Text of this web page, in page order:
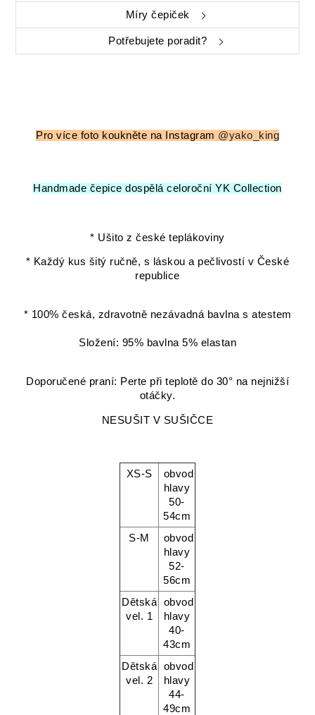
Míry čepiček
Potřebujete poradit?
Pro více foto koukněte na Instagram @yako_king
Handmade čepice dospělá celoroční YK Collection
* Ušito z české teplákoviny
* Každý kus šitý ručně, s láskou a pečlivostí v České
republice
* 100% česká, zdravotně nezávadná bavlna s atestem
Složení: 95% bavlna 5% elastan
Doporučené praní: Perte při teplotě do 30° na nejnižší
otáčky.
NESUŠIT V SUŠIČCE
XS-S
obvod
hlavy
50-
54cm
S-M
obvod
hlavy
52-
56cm
Dětská
vel. 1
obvod
hlavy
40-
43cm
Dětská
vel. 2
obvod
hlavy
44-
49cm